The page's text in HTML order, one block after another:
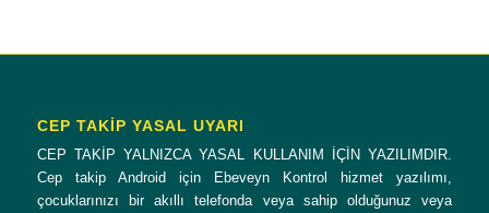
CEP TAKİP YASAL UYARI
CEP TAKİP YALNIZCA YASAL KULLANIM İÇİN YAZILIMDIR.
Cep takip Android için Ebeveyn Kontrol hizmet yazılımı,
çocuklarınızı bir akıllı telefonda veya sahip olduğunuz veya